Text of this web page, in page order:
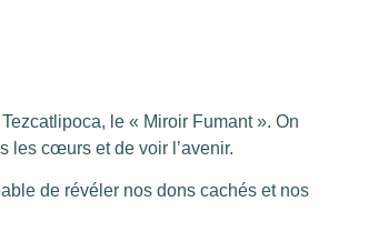
le « Miroir Fumant ». On
les cœurs et de voir l’avenir.
de révéler nos dons cachés et nos